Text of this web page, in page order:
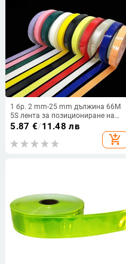
1 бр. 2 mm-25 mm дължина 66M
5S лента за позициониране на
работния плот, маркираща
дискриминация на цветовете на
5.87 €/11.48 лв
add_shopping_cart